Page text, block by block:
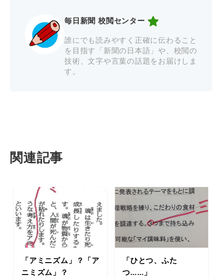
毎日新聞 校閲センター
誰にでも読みやすく正確に伝わること
を目指す「新聞の日本語」や、校閲の
技術、文字や言葉の話題をお届けしま
す。
関連記事
「アミニズム」？「ア
ニミズム」？
「ひとつ、ふた
つ……」